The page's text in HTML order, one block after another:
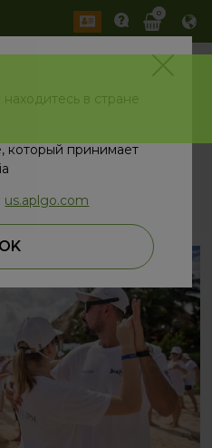
0
в стране
который принимает
us.aplgo.com
OK